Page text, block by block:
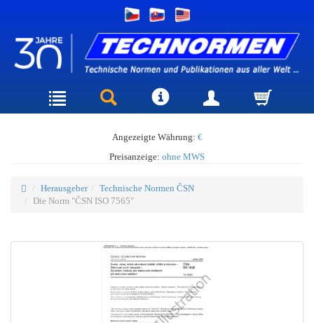
Angezeigte Währung: €
Preisanzeige: ohne MWS
Herausgeber
Technische Normen ČSN
Die Norm "ČSN ISO 7565"